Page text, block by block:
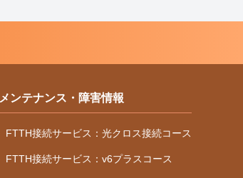
メンテナンス・障害情報
FTTH接続サービス：光クロス接続コース
FTTH接続サービス：v6プラスコース